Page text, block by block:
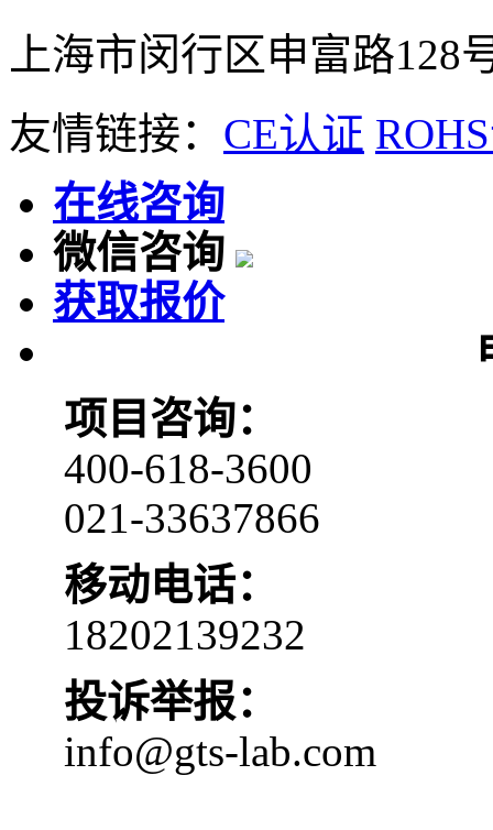
上海市闵行区申富路128
友情链接： CE认证
在线咨询
微信咨询
获取报价
项目咨询：
400-618-3600
021-33637866
移动电话：
18202139232
投诉举报：
info@gts-lab.com